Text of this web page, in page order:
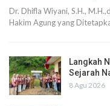
Dr. Dhifla Wiyani, S.H.,
Hakim Agung yang
Langkah
Sejarah
8 Agu 2026